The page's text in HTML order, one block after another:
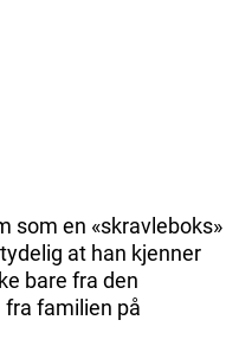
som en «skravleboks»
at han kjenner
bare fra den
familien på